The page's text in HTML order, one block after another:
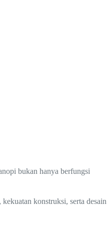
bukan hanya berfungsi
konstruksi, serta desain